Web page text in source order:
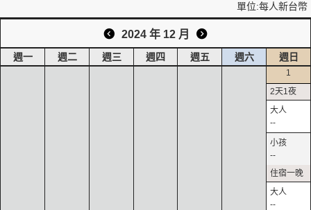
單位:每人新台幣
2024 年 12 月
週一 週二 週三 週四 週五 週六 週日
1
--
--
--